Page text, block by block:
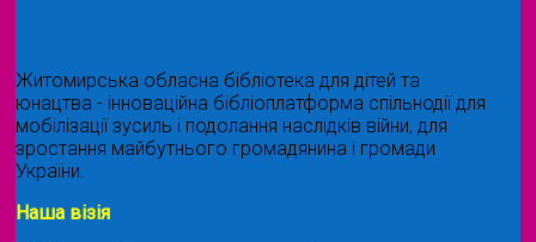
Житомирська обласна бібліотека для дітей та
юнацтва - інноваційна бібліоплатформа спільнодії для
мобілізації зусиль і подолання наслідків війни, для
зростання майбутнього громадянина і громади
України.
Наша візія